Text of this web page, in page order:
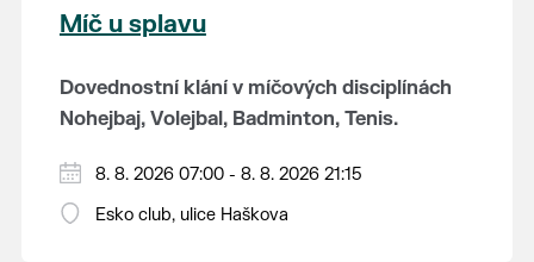
Míč u splavu
Dovednostní klání v míčových disciplínách
Nohejbaj, Volejbal, Badminton, Tenis.
Zúčastnit se může max. 20 dvojčlenných
týmů - každý tým si zahraje min. 4 západy od
8. 8. 2026 07:00 - 8. 8. 2026 21:15
Esko club, ulice Haškova